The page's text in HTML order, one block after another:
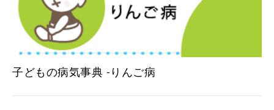
子どもの病気事典 -りんご病